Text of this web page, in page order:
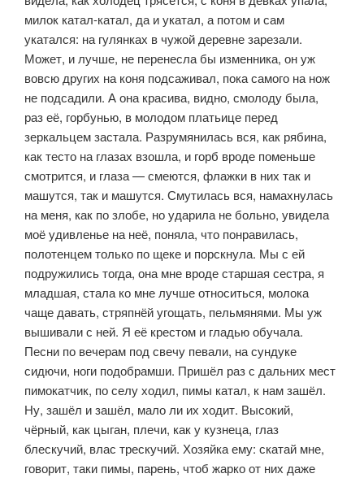
милок катал-катал, да и ука­тал, а потом и сам
укатался: на гулянках в чужой деревне зарезали.
Может, и лучше, не перенесла бы изменника, он уж
вовсю других на коня подсажи­вал, пока самого на нож
не подсадили. А она красива, видно, смолоду была,
раз её, горбунью, в молодом платьице перед
зеркальцем застала. Разрумя­нилась вся, как рябина,
как тесто на глазах взошла, и горб вроде поменьше
смотрится, и глаза — смеются, флажки в них так и
машутся, так и машутся. Смутилась вся, намахнулась
на меня, как по злобе, но ударила не больно, увидела
моё удивленье на неё, поняла, что понравилась,
полотенцем толь­ко по щеке и порскнула. Мы с ей
подружились тогда, она мне вроде стар­шая сестра, я
младшая, стала ко мне лучше относиться, молока
чаще давать, стряпнёй угощать, пельмянями. Мы уж
вышивали с ней. Я её крестом и гла­дью обучала.
Песни по вечерам под свечу певали, на сундуке
сидючи, ноги подобрамши. Пришёл раз с дальних мест
пимокатчик, по селу ходил, пимы катал, к нам зашёл.
Ну, зашёл и зашёл, мало ли их ходит. Высокий,
чёрный, как цыган, плечи, как у кузнеца, глаз
блескучий, влас трескучий. Хозяйка ему: скатай мне,
говорит, таки пимы, парень, чтоб жарко от них даже